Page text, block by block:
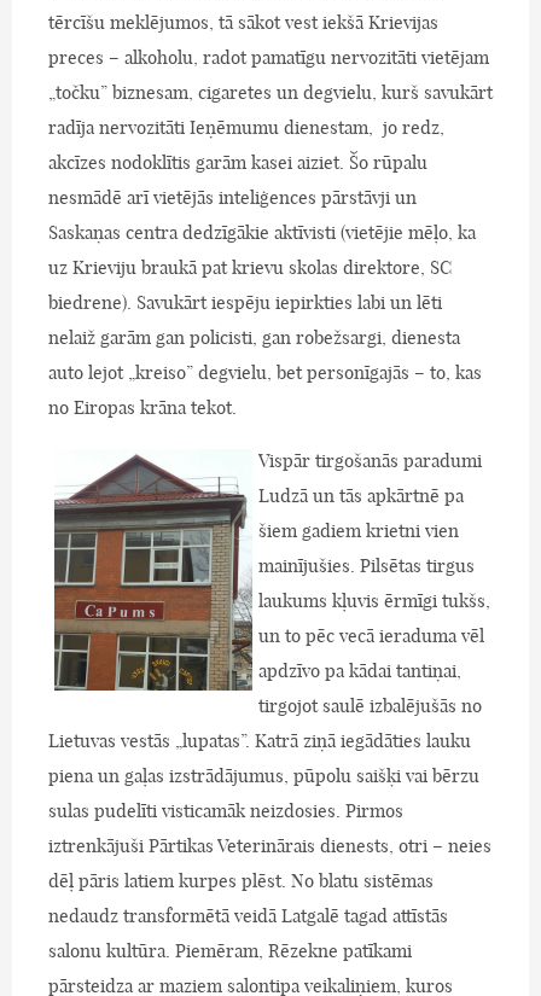
tērcīšu meklējumos, tā sākot vest iekšā Krievijas
preces – alkoholu, radot pamatīgu nervozitāti vietējam
„točku” biznesam, cigaretes un degvielu, kurš savukārt
radīja nervozitāti Ieņēmumu dienestam, jo redz,
akcīzes nodoklītis garām kasei aiziet. Šo rūpalu
nesmādē arī vietējās inteliģences pārstāvji un
Saskaņas centra dedzīgākie aktīvisti (vietējie mēļo, ka
uz Krieviju braukā pat krievu skolas direktore, SC
biedrene). Savukārt iespēju iepirkties labi un lēti
nelaiž garām gan policisti, gan robežsargi, dienesta
auto lejot „kreiso” degvielu, bet personīgajās – to, kas
no Eiropas krāna tekot.
Vispār tirgošanās paradumi
Ludzā un tās apkārtnē pa
šiem gadiem krietni vien
mainījušies. Pilsētas tirgus
laukums kļuvis ērmīgi tukšs,
un to pēc vecā ieraduma vēl
apdzīvo pa kādai tantiņai,
tirgojot saulē izbalējušās no
Lietuvas vestās „lupatas”. Katrā ziņā iegādāties lauku
piena un gaļas izstrādājumus, pūpolu saišķi vai bērzu
sulas pudelīti visticamāk neizdosies. Pirmos
iztrenkājuši Pārtikas Veterinārais dienests, otri – neies
dēļ pāris latiem kurpes plēst. No blatu sistēmas
nedaudz transformētā veidā Latgalē tagad attīstās
salonu kultūra. Piemēram, Rēzekne patīkami
pārsteidza ar maziem salontipa veikaliņiem, kuros